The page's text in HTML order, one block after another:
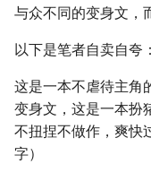
与众不同的变身文，
以下是笔者自卖自夸：
这是一本不虐待主角
变身文，这是一本扮
不扭捏不做作，爽快
字）